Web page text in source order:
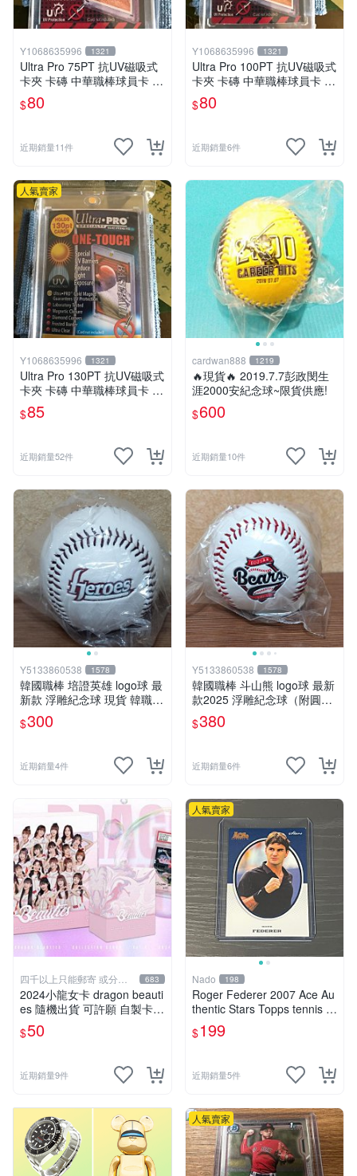
載體完整度：檢查紙張或相片是否平整、有無折痕或邊
角磨損。（防護筆記：台灣潮濕的天氣會加速紙品老化
與發黃，選購時應確認・是否附帶保護封套、或評估是
否方便後續自行裝框收納，避免讓簽名紀念品的價值打
折。）
稀有性與紀念意義：別只看熱度，要看事件與時期
已故名人或經典顛峰時期等核心因素
取得故事評估：
善用「稀有程度 × 代表性 × 當下紀念
意義」來評估。同樣是明星簽名，若能完美連結經典作
品週期、重要賽事，其價值往往更穩固。
真跡簽名商品在評估時，務必將「取得故事」與「實體
保存證據」放在同等重要的地位。
依你的需求，這樣挑就對了
入門小資族：從資訊透明的「親筆簽名照片與書頁題字」
開始。建議先從資訊透明度高、預算好入手的類型切入。
優先挑選有清楚親筆簽名說明、附帶來源背景描述的明星
簽名照片，或是作家的書籍扉頁題字，先建立起對真跡簽
名的信任感，再逐步提升收藏預算。
專業玩家與資深藏家：
鎖定附帶保證書的「運動明星簽名
紀念品」。收藏重心應完全放在載體的保存狀況與來源文
件的一致性。優先蒐集附帶權威第三方保證書、或具備重
大歷史事件脈絡的運動明星簽名球衣、球具，這類頂級簽
辦公室與居家空間佈置需求： 確保外觀易展示的清晰墨
跡。想當作空間的質感點綴，建議選擇外觀好展示、墨跡
清晰且不易受潮影響的載體形式（如壓克力封裝卡片、裝
框海報）。一抬頭就能看見巔峰瞬間，能迅速提升環境的
風格氣場。
情境故事型送禮需求：用人物類型精準匹配收禮者喜好。
送禮前先打聽對方的本命：球星簽名送球迷、大師作家簽
名送讀者、政治人物簽名收藏送給熱愛歷史話題的長輩，
對齊情感脈絡，才能讓禮物展現被理解的珍貴價值。
相關常見問題 Q&A
怎麼判斷我看到的是親筆簽名還是其他形式？
優先看商品標示是否清楚寫明親筆簽名，並搭配來源背
景、取得方式與保證書或文件描述。單靠照片無法完整降
低風險。
名人簽名的保存狀況會不會影響價值？台灣天氣潮濕該怎
影響非常大！墨跡的清晰度、紙品是否有折痕，以及潮濕
發黃等狀況，會直接反映在收藏簽名的展示效果與後續轉
手價值上。台灣氣候潮濕，建議將簽名紙品存放在防潮箱
或抗UV的保護套中，避免陽光直曬與高濕度環境，才能
防止墨跡褪色與紙張老化。
為什麼有些明星簽名更值得收藏？
A：通常與稀有性、代表時期、特定事件紀念以及真跡簽
名的來源可信度有關。建議用「真偽與來源＋保存狀況＋
事件脈絡」一起評估，而不是只看熱度或價格。
Y1068635996 1321
Ultra Pro 75PT 抗UV磁吸式
卡夾 卡磚 中華職棒球員卡 遊
戲王 寶可夢PTCG 漫威 NBA
MLB
$80
近期銷量11件
Y1068635996 1321
Ultra Pro 100PT 抗UV磁吸式
卡夾 卡磚 中華職棒球員卡 遊
戲王 寶可夢PTCG 漫威 NBA
MLB
$80
近期銷量6件
人氣賣家
Y1068635996 1321
Ultra Pro 130PT 抗UV磁吸式
卡夾 卡磚 中華職棒球員卡 遊
戲王 寶可夢PTCG 漫威 NBA
MLB
$85
近期銷量52件
cardwan888 1219
🔥現貨🔥 2019.7.7彭政閔生
涯2000安紀念球~限貨供應!
$600
近期銷量10件
Y5133860538 1578
韓國職棒 培證英雄 logo球 最
新款 浮雕紀念球 現貨 韓職K
BO
$300
近期銷量4件
Y5133860538 1578
韓國職棒 斗山熊 logo球 最新
款2025 浮雕紀念球（附圓形
$380
近期銷量6件
四千以上只能郵寄 或分兩
張訂單
683
2024小龍女卡 dragon beauti
es 隨機出貨 可許願 自製卡包
一包10張 有機會抽到限量卡
李多慧&林襄
$50
近期銷量9件
人氣賣家
Nado 198
Roger Federer 2007 Ace Au
thentic Stars Topps tennis 網
球
$199
近期銷量5件
人氣賣家